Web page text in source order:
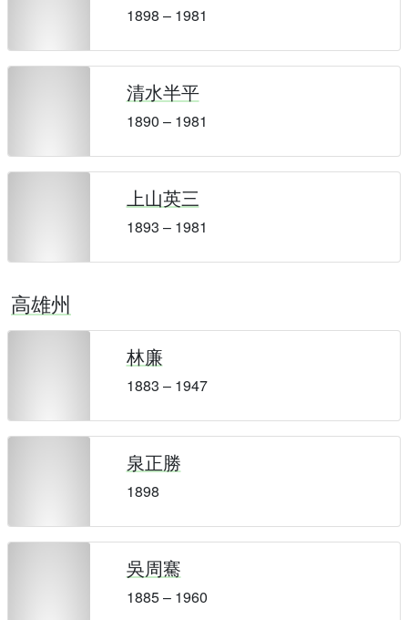
1898 – 1981
清水半平
1890 – 1981
上山英三
1893 – 1981
高雄州
林廉
1883 – 1947
泉正勝
1898
吳周騫
1885 – 1960